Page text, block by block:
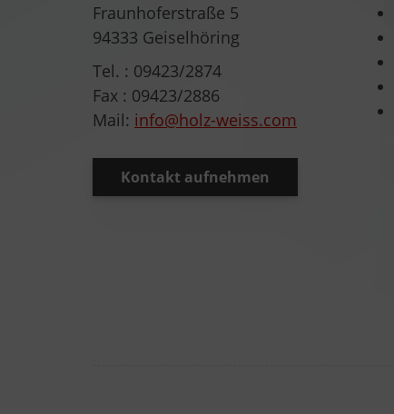
Fraunhoferstraße 5
94333 Geiselhöring
Tel. : 09423/2874
Fax : 09423/2886
Mail: info@holz-weiss.com
Kontakt aufnehmen